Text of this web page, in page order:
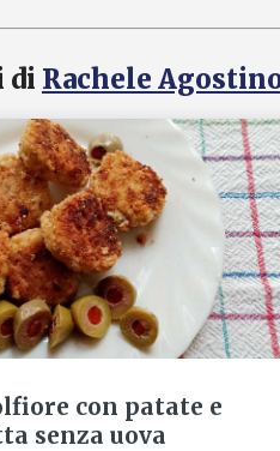
di Rachele
con patate e
senza uova